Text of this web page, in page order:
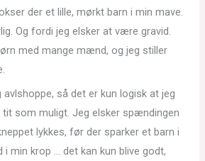
der et lille, mørkt barn i min mave.
Og fordi jeg elsker at være gravid.
med mange mænd, og jeg stiller
avlshoppe, så det er kun logisk at jeg
som muligt. Jeg elsker spændingen
lykkes, før der sparker et barn i
min krop … det kan kun blive godt,